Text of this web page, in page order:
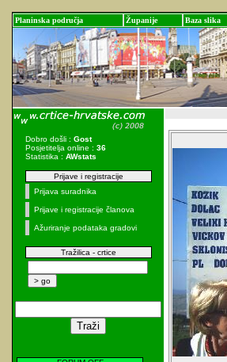
Planinska područja Županije Baza slika
Dobro došli : Gost
Posjetitelja online : 36
Statistika : AWstats
Prijave i registracije
Prijava suradnika
Prijave i registracije članova
Ažuriranje podataka gradovi
Tražilica - crtice